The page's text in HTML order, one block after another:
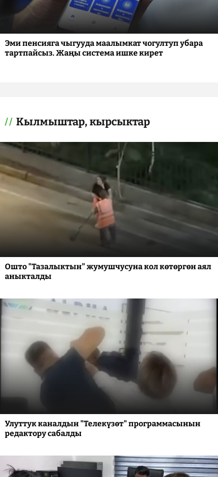
Эми пенсияга чыгууда маалымкат чогултуп убара
тартпайсыз. Жаңы система ишке кирет
Кылмыштар, кырсыктар
Ошто "Тазалыктын" жумушчусуна кол көтөргөн аял
аныкталды
Улуттук каналдын "Телекүзөт" программасынын
редактору сабалды